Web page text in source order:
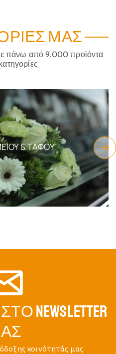
ΜΑΣ
πάνω από 9.000 προϊόντα
& ΤΆΦΟΥ
NEWSLETTER
κοινότητάς μας